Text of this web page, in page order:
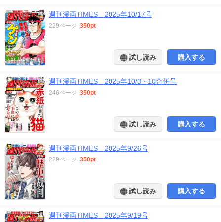
週刊漫画TIMES 2025年10/17号
229ページ |350pt
試し読み 購入する
週刊漫画TIMES 2025年10/3・10合併号
246ページ |350pt
試し読み 購入する
週刊漫画TIMES 2025年9/26号
229ページ |350pt
試し読み 購入する
週刊漫画TIMES 2025年9/19号